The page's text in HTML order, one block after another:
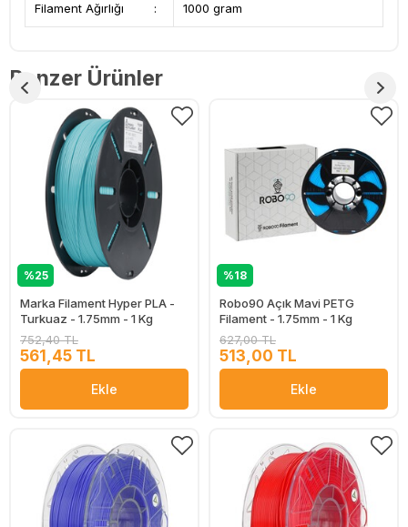
Filament Ağırlığı : 1000 gram
Benzer Ürünler
%25
Marka Filament Hyper PLA -
Turkuaz - 1.75mm - 1 Kg
752,40 TL
561,45 TL
Ekle
%18
Robo90 Açık Mavi PETG
Filament - 1.75mm - 1 Kg
627,00 TL
513,00 TL
Ekle